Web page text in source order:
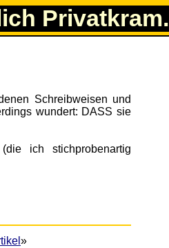
Privatkram.
Schreibweisen und
wundert: DASS sie
ich stichprobenartig
»